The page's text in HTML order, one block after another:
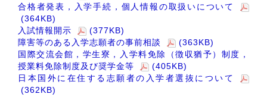
合格者発表，入学手続，個人情報の取扱いについて
(364KB)
入試情報開示
(377KB)
障害等のある入学志願者の事前相談
(363KB)
国際交流会館，学生寮，入学料免除（徴収猶予）制度，
授業料免除制度及び奨学金等
(405KB)
日本国外に在住する志願者の入学者選抜について
(362KB)